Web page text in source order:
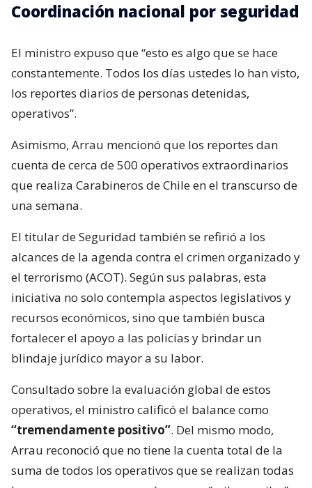
Coordinación nacional por seguridad
El ministro expuso que “esto es algo que se hace
constantemente. Todos los días ustedes lo han visto,
los reportes diarios de personas detenidas,
operativos”.
Asimismo, Arrau mencionó que los reportes dan
cuenta de cerca de 500 operativos extraordinarios
que realiza Carabineros de Chile en el transcurso de
una semana.
El titular de Seguridad también se refirió a los
alcances de la agenda contra el crimen organizado y
el terrorismo (ACOT). Según sus palabras, esta
iniciativa no solo contempla aspectos legislativos y
recursos económicos, sino que también busca
fortalecer el apoyo a las policías y brindar un
blindaje jurídico mayor a su labor.
Consultado sobre la evaluación global de estos
operativos, el ministro calificó el balance como
“tremendamente positivo”. Del mismo modo,
Arrau reconoció que no tiene la cuenta total de la
suma de todos los operativos que se realizan todas